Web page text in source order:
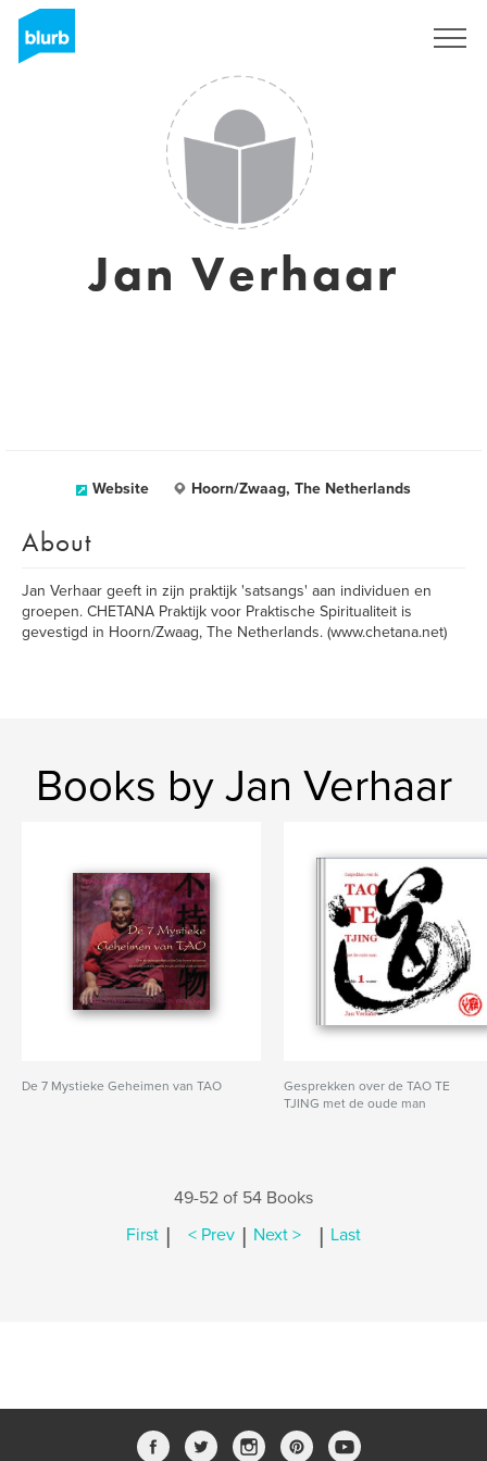
Jan Verhaar
Website Hoorn/Zwaag, The Netherlands
About
Jan Verhaar geeft in zijn praktijk 'satsangs' aan individuen en
groepen. CHETANA Praktijk voor Praktische Spiritualiteit is
gevestigd in Hoorn/Zwaag, The Netherlands. (www.chetana.net)
Books by Jan Verhaar
De 7 Mystieke Geheimen van TAO
Gesprekken over de TAO TE
TJING met de oude man
49-52 of 54 Books
First | < Prev | Next > | Last